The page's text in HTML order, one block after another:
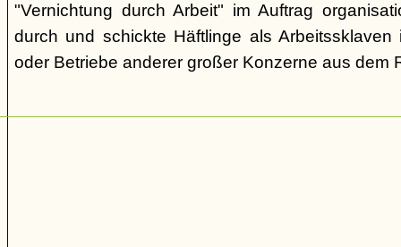
"Vernichtung durch Arbeit" im Auftrag
durch und schickte Häftlinge als Arbeitssklaven
oder Betriebe anderer großer Konzerne aus dem